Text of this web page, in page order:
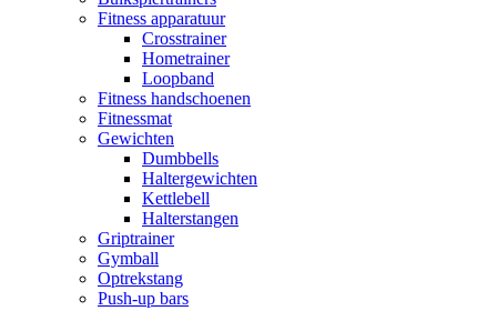
Fitness apparatuur
Crosstrainer
Hometrainer
Loopband
Fitness handschoenen
Fitnessmat
Gewichten
Dumbbells
Haltergewichten
Kettlebell
Halterstangen
Griptrainer
Gymball
Optrekstang
Push-up bars